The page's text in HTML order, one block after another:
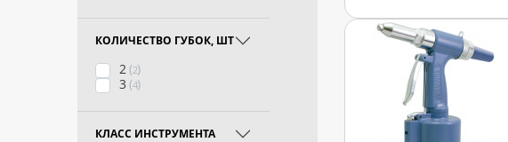
КОЛИЧЕСТВО ГУБОК, ШТ
2(2)
3 (4)
КЛАСС ИНСТРУМЕНТА